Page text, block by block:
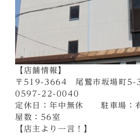
【店舗情報】
〒519-3664 尾鷲市坂場町
0597-22-0040
定休日：年中無休 駐車場
屋数：56室
【店主より一言！】